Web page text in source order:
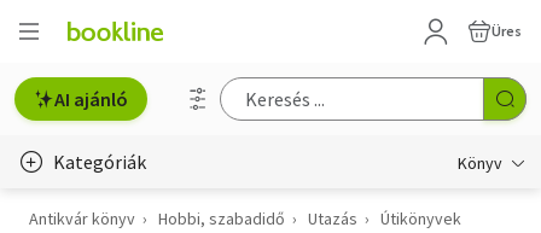
Üres
AI ajánló
Kategóriák Könyv
Életmód, egészség
Antikvár könyv Hobbi, szabadidő Utazás
Útikönyvek